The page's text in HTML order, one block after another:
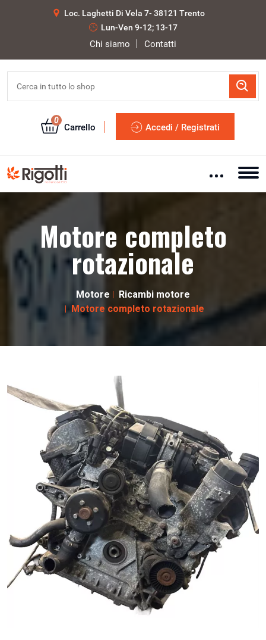
Loc. Laghetti Di Vela 7- 38121 Trento
Lun-Ven 9-12; 13-17
Chi siamo Contatti
0
Carrello Accedi / Registrati
Motore completo
rotazionale
Motore
Ricambi motore
Motore completo rotazionale